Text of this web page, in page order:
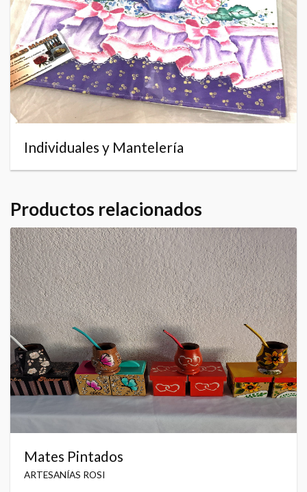
Individuales y Mantelería
Productos relacionados
Mates Pintados
ARTESANÍAS ROSI